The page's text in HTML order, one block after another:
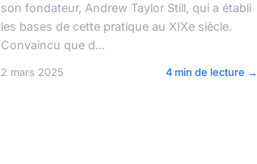
son fondateur, Andrew Taylor Still, qui a établi
les bases de cette pratique au XIXe siècle.
Convaincu que d...
2 mars 2025 4 min de lecture →